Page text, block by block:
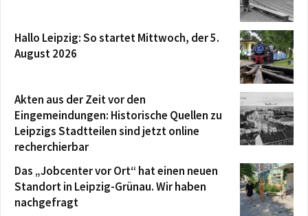
Hallo Leipzig: So startet Mittwoch, der 5.
August 2026
Akten aus der Zeit vor den
Eingemeindungen: Historische Quellen zu
Leipzigs Stadtteilen sind jetzt online
recherchierbar
Das „Jobcenter vor Ort“ hat einen neuen
Standort in Leipzig-Grünau. Wir haben
nachgefragt